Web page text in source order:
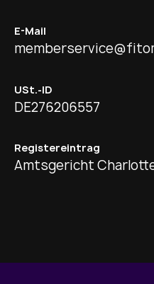
E-Mail
USt.-ID
DE276206557
Registereintrag
Amtsgericht